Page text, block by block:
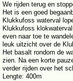
We rijden terug en
Het is een goed
Klukkufoss waterval
Klukkufoss
even naar toe te
leuk uitzicht over de
Het basalt rondom de
zien. Na een korte
verder rijden over het
Lengte: 400m